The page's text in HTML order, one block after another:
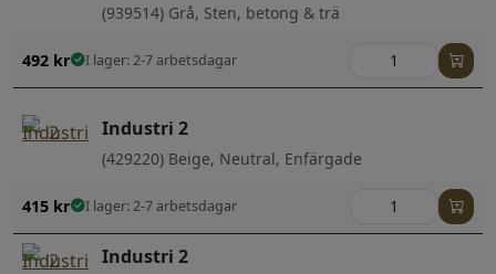
(939514) Grå, Sten, betong & trä
492 kr I lager: 2-7 arbetsdagar
Industri 2
(429220) Beige, Neutral, Enfärgade
415 kr I lager: 2-7 arbetsdagar
Industri 2